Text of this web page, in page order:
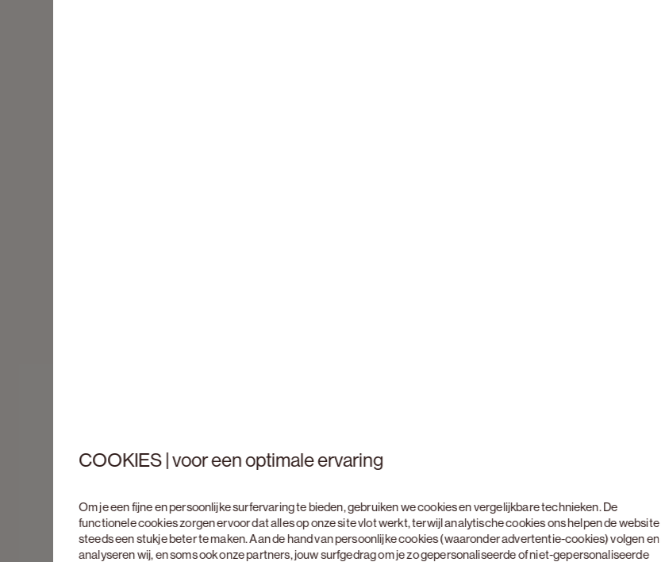
COOKIES | voor een optimale ervaring
Om je een fijne en persoonlijke surfervaring te bieden, gebruiken we cookies en vergelijkbare technieken. De
functionele cookies zorgen ervoor dat alles op onze site vlot werkt, terwijl analytische cookies ons helpen de website
steeds een stukje beter te maken. Aan de hand van persoonlijke cookies (waaronder advertentie-cookies) volgen en
analyseren wij, en soms ook onze partners, jouw surfgedrag om je zo gepersonaliseerde of niet-gepersonaliseerde